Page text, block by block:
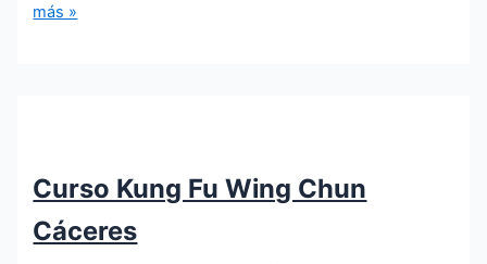
más »
Curso Kung Fu Wing Chun
Cáceres